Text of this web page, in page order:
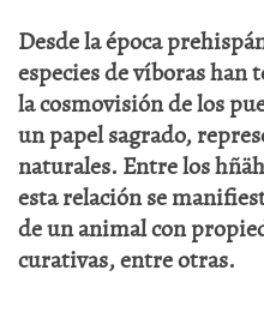
Desde la época
especies de víboras
la cosmovisión de los
un papel sagrado,
naturales. Entre los
esta relación se
de un animal con
curativas, entre otras.